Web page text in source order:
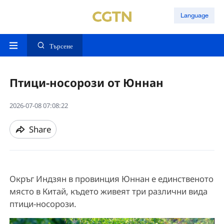
Language
Търсене
Птици-носорози от Юннан
2026-07-08 07:08:22
Share
Окръг Индзян в провинция Юннан е единственото
място в Китай, където живеят три различни вида
птици-носорози.